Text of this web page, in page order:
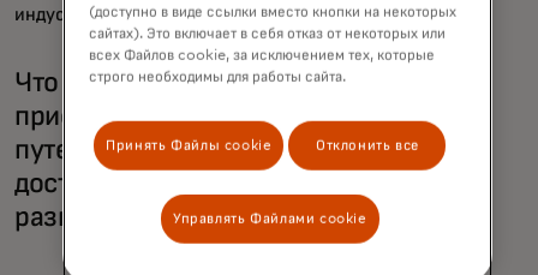
индустрии важнее, чем когда-либо.
Что компаниям следует уделять
приоритету в своих программах
путешествий, чтобы ускорить
достижение целей устойчивого
развития?
(доступно в виде ссылки вместо кнопки на некоторых
сайтах). Это включает в себя отказ от некоторых или
всех Файлов cookie, за исключением тех, которые
строго необходимы для работы сайта.
Принять Файлы cookie Отклонить все
Управлять Файлами cookie